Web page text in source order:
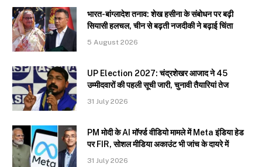
भारत-बांग्लादेश तनाव: शेख हसीना के संबोधन पर बढ़ी
सियासी हलचल, चीन से बढ़ती नजदीकी ने बढ़ाई चिंता
5 August 2026
UP Election 2027: चंद्रशेखर आजाद ने 45
उम्मीदवारों की पहली सूची जारी, चुनावी तैयारियां तेज
31 July 2026
PM मोदी के AI मॉर्फ्ड वीडियो मामले में Meta इंडिया हेड
पर FIR, सोशल मीडिया अकाउंट भी जांच के दायरे में
31 July 2026